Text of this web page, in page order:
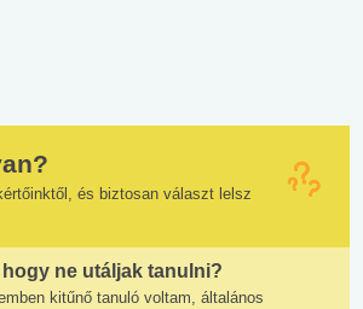
és biztosan választ lelsz
hogy ne utáljak tanulni?
kitűnő tanuló voltam, általános